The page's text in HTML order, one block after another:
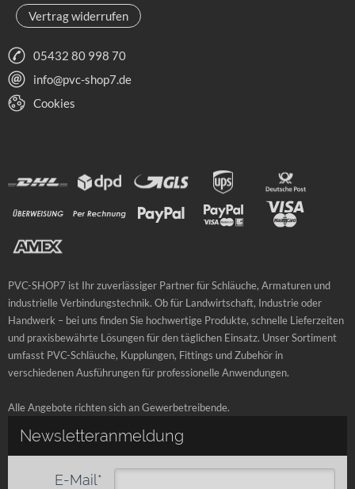
Vertrag widerrufen
05432 80 998 70
info@pvc-shop7.de
Cookies
PVC-SHOP7 ist Ihr zuverlässiger Partner für Schläuche, Armaturen und
industrielle Verbindungstechnik. Ob für Landwirtschaft, Industrie oder
Handwerk – bei uns finden Sie hochwertige Produkte, schnelle Lieferzeiten
und praxisbewährte Lösungen für den täglichen Einsatz. Unser Sortiment
umfasst PVC-Schläuche, Kupplungen, Fittings und Zubehör in
verschiedenen Ausführungen für professionelle Anwendungen.
Alle Angebote richten sich an Gewerbetreibende.